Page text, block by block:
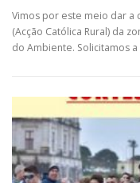
Vimos por este meio dar a
(Acção Católica Rural) da
do Ambiente. Solicitamos